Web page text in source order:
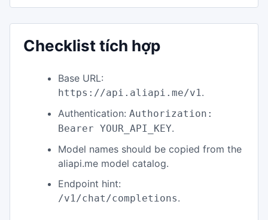
Checklist tích hợp
Base URL:
https://api.aliapi.me/v1.
Authentication: Authorization:
Bearer YOUR_API_KEY.
Model names should be copied from the
aliapi.me model catalog.
Endpoint hint:
/v1/chat/completions.